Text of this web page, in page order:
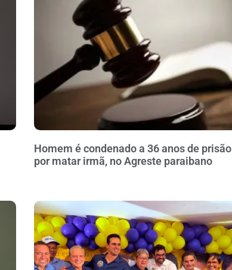
Homem é condenado a 36 anos de prisão
por matar irmã, no Agreste paraibano